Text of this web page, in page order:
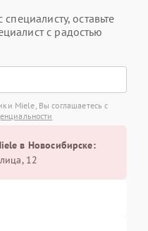
оставьте
с радостью
Miele, Вы соглашаетесь с
в Новосибирске:
12